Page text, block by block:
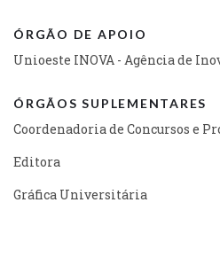
ÓRGÃO DE APOIO
Unioeste INOVA - Agência de
ÓRGÃOS SUPLEMENTARES
Coordenadoria de Concursos e
Editora
Gráfica Universitária